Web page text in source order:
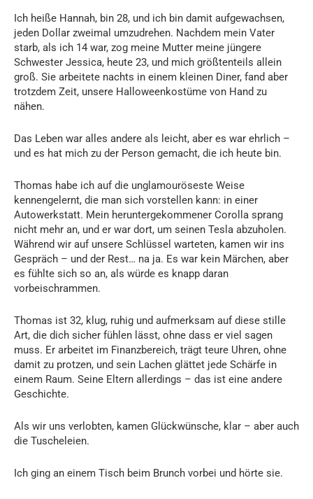
Ich heiße Hannah, bin 28, und ich bin damit aufgewachsen,
jeden Dollar zweimal umzudrehen. Nachdem mein Vater
starb, als ich 14 war, zog meine Mutter meine jüngere
Schwester Jessica, heute 23, und mich größtenteils allein
groß. Sie arbeitete nachts in einem kleinen Diner, fand aber
trotzdem Zeit, unsere Halloweenkostüme von Hand zu
nähen.
Das Leben war alles andere als leicht, aber es war ehrlich –
und es hat mich zu der Person gemacht, die ich heute bin.
Thomas habe ich auf die unglamouröseste Weise
kennengelernt, die man sich vorstellen kann: in einer
Autowerkstatt. Mein heruntergekommener Corolla sprang
nicht mehr an, und er war dort, um seinen Tesla abzuholen.
Während wir auf unsere Schlüssel warteten, kamen wir ins
Gespräch – und der Rest… na ja. Es war kein Märchen, aber
es fühlte sich so an, als würde es knapp daran
vorbeischrammen.
Thomas ist 32, klug, ruhig und aufmerksam auf diese stille
Art, die dich sicher fühlen lässt, ohne dass er viel sagen
muss. Er arbeitet im Finanzbereich, trägt teure Uhren, ohne
damit zu protzen, und sein Lachen glättet jede Schärfe in
einem Raum. Seine Eltern allerdings – das ist eine andere
Geschichte.
Als wir uns verlobten, kamen Glückwünsche, klar – aber auch
die Tuscheleien.
Ich ging an einem Tisch beim Brunch vorbei und hörte sie.